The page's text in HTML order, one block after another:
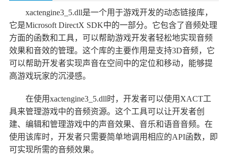
xactengine3_5.dll是一个用于游戏开发的动态链接库，
它是Microsoft DirectX SDK中的一部分。它包含了音频处理
方面的函数和工具，可以帮助游戏开发者轻松地实现音频
效果和音效的管理。这个库的主要作用是支持3D音频，它
可以帮助开发者实现声音在空间中的定位和移动，能够提
高游戏玩家的沉浸感。
在使用xactengine3_5.dll时，开发者可以使用XACT工
具来管理游戏中的音频资源。这个工具可以让开发者创
建、编辑和管理游戏中的声音效果、音乐和语音音频。在
使用该库时，开发者只需要简单地调用相应的API函数，即
可实现所需的音频效果。